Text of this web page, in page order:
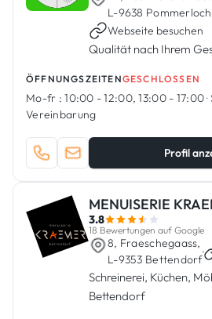
L-9638 Pommerloch
Webseite besuchen
Qualität nach Ihrem
ÖFFNUNGSZEITENGESCHLOSSEN
Mo-fr : 10:00 - 12:00, 13:00 - 17:00·
Vereinbarung
Profil
MENUISERIE
3.8
18 Bewertungen auf Google
8, Fraeschegaass,
L-9353 Bettendorf
·
Schreinerei, Küchen,
Bettendorf